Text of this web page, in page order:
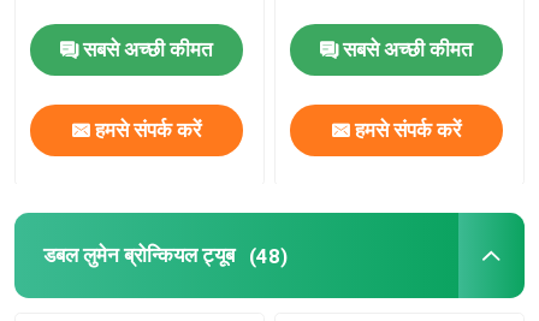
सबसे अच्छी कीमत
हमसे संपर्क करें
सबसे अच्छी कीमत
हमसे संपर्क करें
डबल लुमेन ब्रोन्कियल ट्यूब (48)